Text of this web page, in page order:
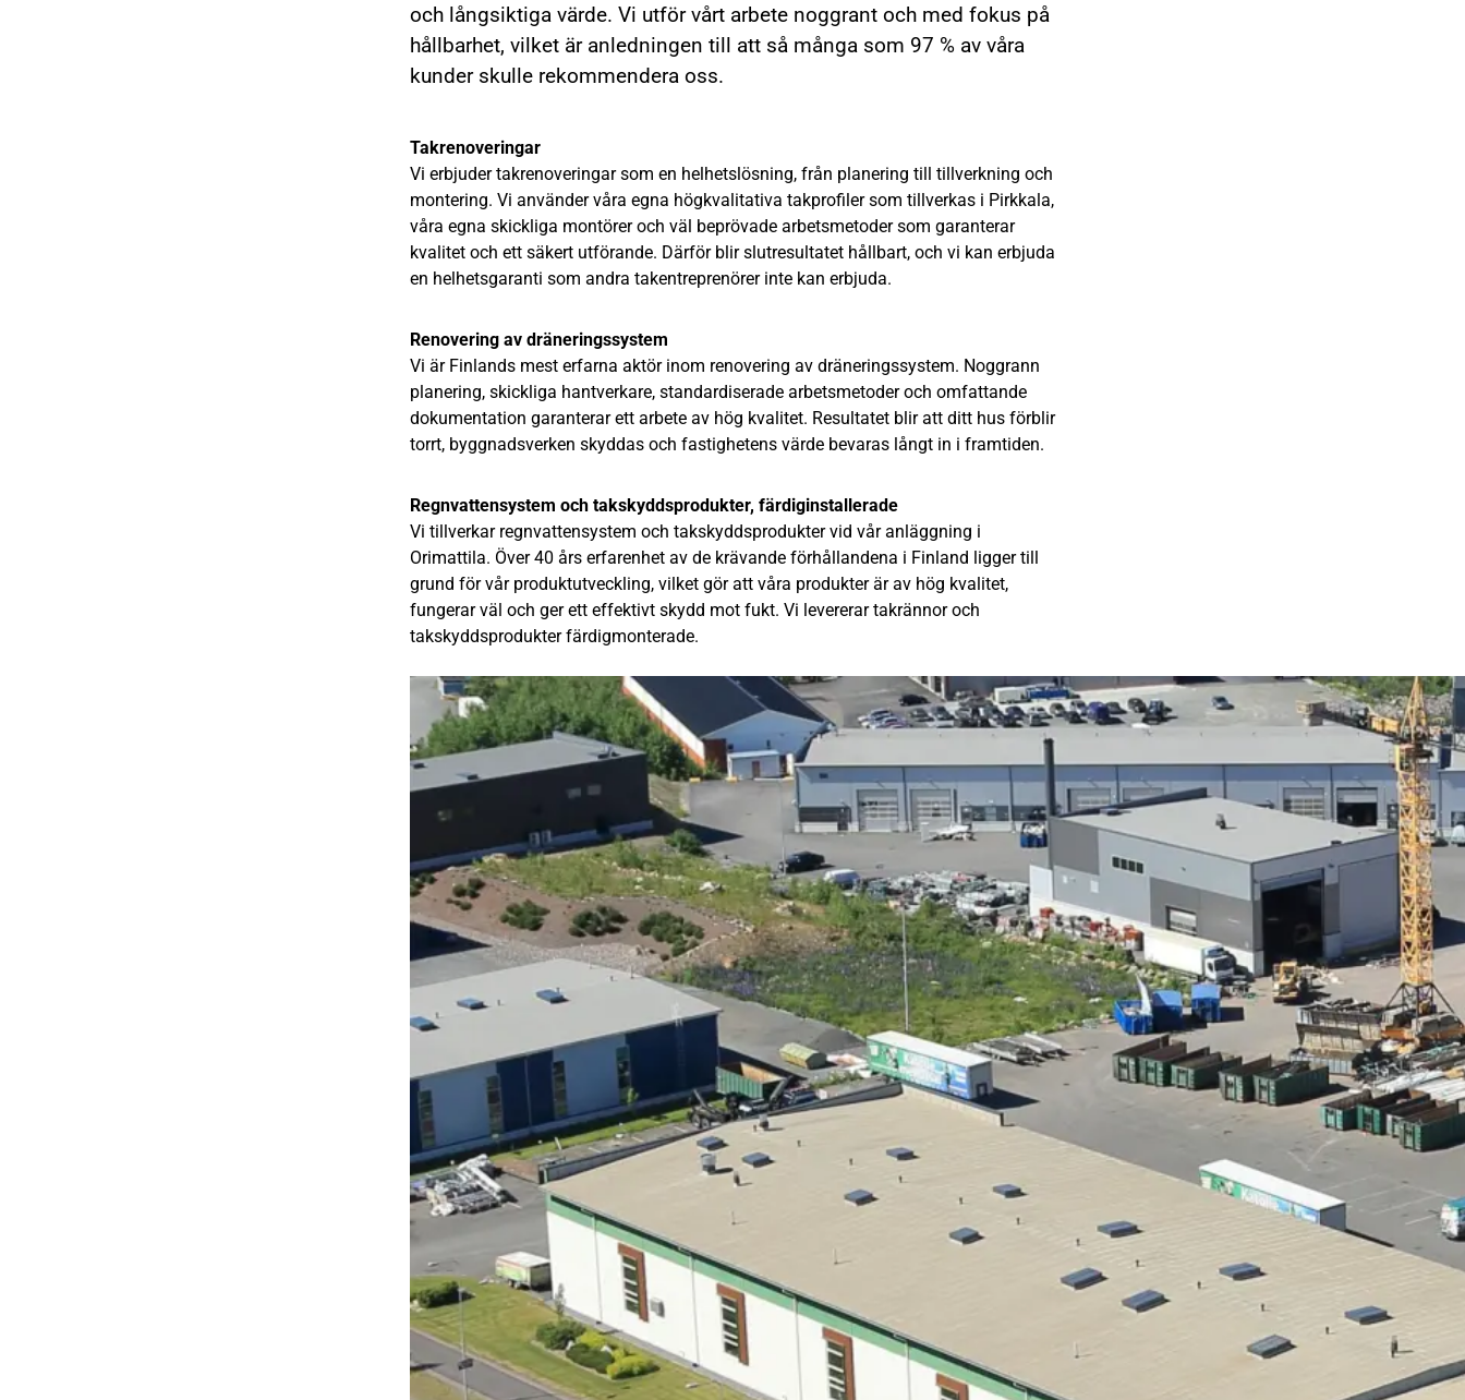
och långsiktiga värde. Vi utför vårt arbete noggrant och med fokus på
hållbarhet, vilket är anledningen till att så många som 97 % av våra
kunder skulle rekommendera oss.
Takrenoveringar
Vi erbjuder takrenoveringar som en helhetslösning, från planering till tillverkning och
montering. Vi använder våra egna högkvalitativa takprofiler som tillverkas i Pirkkala,
våra egna skickliga montörer och väl beprövade arbetsmetoder som garanterar
kvalitet och ett säkert utförande. Därför blir slutresultatet hållbart, och vi kan erbjuda
en helhetsgaranti som andra takentreprenörer inte kan erbjuda.
Renovering av dräneringssystem
Vi är Finlands mest erfarna aktör inom renovering av dräneringssystem. Noggrann
planering, skickliga hantverkare, standardiserade arbetsmetoder och omfattande
dokumentation garanterar ett arbete av hög kvalitet. Resultatet blir att ditt hus förblir
torrt, byggnadsverken skyddas och fastighetens värde bevaras långt in i framtiden.
Regnvattensystem och takskyddsprodukter, färdiginstallerade
Vi tillverkar regnvattensystem och takskyddsprodukter vid vår anläggning i
Orimattila. Över 40 års erfarenhet av de krävande förhållandena i Finland ligger till
grund för vår produktutveckling, vilket gör att våra produkter är av hög kvalitet,
fungerar väl och ger ett effektivt skydd mot fukt. Vi levererar takrännor och
takskyddsprodukter färdigmonterade.